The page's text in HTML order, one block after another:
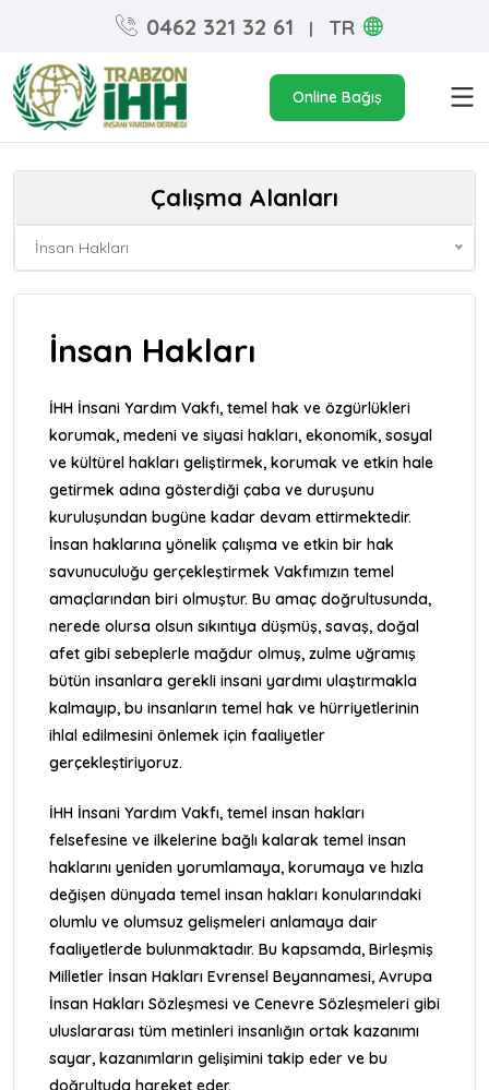
0462 321 32 61 | TR
Online Bağış
Çalışma Alanları
İnsan Hakları
İnsan Hakları
İHH İnsani Yardım Vakfı, temel hak ve özgürlükleri
korumak, medeni ve siyasi hakları, ekonomik, sosyal
ve kültürel hakları geliştirmek, korumak ve etkin hale
getirmek adına gösterdiği çaba ve duruşunu
kuruluşundan bugüne kadar devam ettirmektedir.
İnsan haklarına yönelik çalışma ve etkin bir hak
savunuculuğu gerçekleştirmek Vakfımızın temel
amaçlarından biri olmuştur. Bu amaç doğrultusunda,
nerede olursa olsun sıkıntıya düşmüş, savaş, doğal
afet gibi sebeplerle mağdur olmuş, zulme uğramış
bütün insanlara gerekli insani yardımı ulaştırmakla
kalmayıp, bu insanların temel hak ve hürriyetlerinin
ihlal edilmesini önlemek için faaliyetler
gerçekleştiriyoruz.
İHH İnsani Yardım Vakfı, temel insan hakları
felsefesine ve ilkelerine bağlı kalarak temel insan
haklarını yeniden yorumlamaya, korumaya ve hızla
değişen dünyada temel insan hakları konularındaki
olumlu ve olumsuz gelişmeleri anlamaya dair
faaliyetlerde bulunmaktadır. Bu kapsamda, Birleşmiş
Milletler İnsan Hakları Evrensel Beyannamesi, Avrupa
İnsan Hakları Sözleşmesi ve Cenevre Sözleşmeleri gibi
uluslararası tüm metinleri insanlığın ortak kazanımı
sayar, kazanımların gelişimini takip eder ve bu
doğrultuda hareket eder.